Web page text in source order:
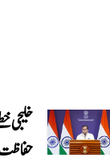
خلیجی